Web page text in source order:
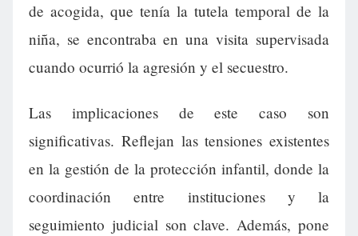
de acogida, que tenía la tutela temporal de la
niña, se encontraba en una visita supervisada
cuando ocurrió la agresión y el secuestro.
Las implicaciones de este caso son
significativas. Reflejan las tensiones existentes
en la gestión de la protección infantil, donde la
coordinación entre instituciones y la
seguimiento judicial son clave. Además, pone